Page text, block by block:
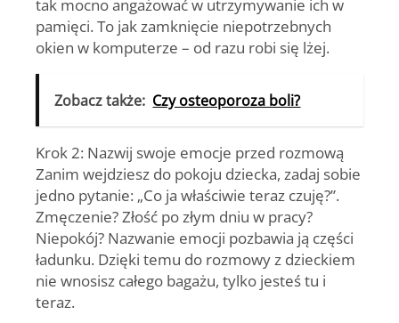
tak mocno angażować w utrzymywanie ich w
pamięci. To jak zamknięcie niepotrzebnych
okien w komputerze – od razu robi się lżej.
Zobacz także: Czy osteoporoza boli?
Krok 2: Nazwij swoje emocje przed rozmową
Zanim wejdziesz do pokoju dziecka, zadaj sobie
jedno pytanie: „Co ja właściwie teraz czuję?”.
Zmęczenie? Złość po złym dniu w pracy?
Niepokój? Nazwanie emocji pozbawia ją części
ładunku. Dzięki temu do rozmowy z dzieckiem
nie wnosisz całego bagażu, tylko jesteś tu i
teraz.